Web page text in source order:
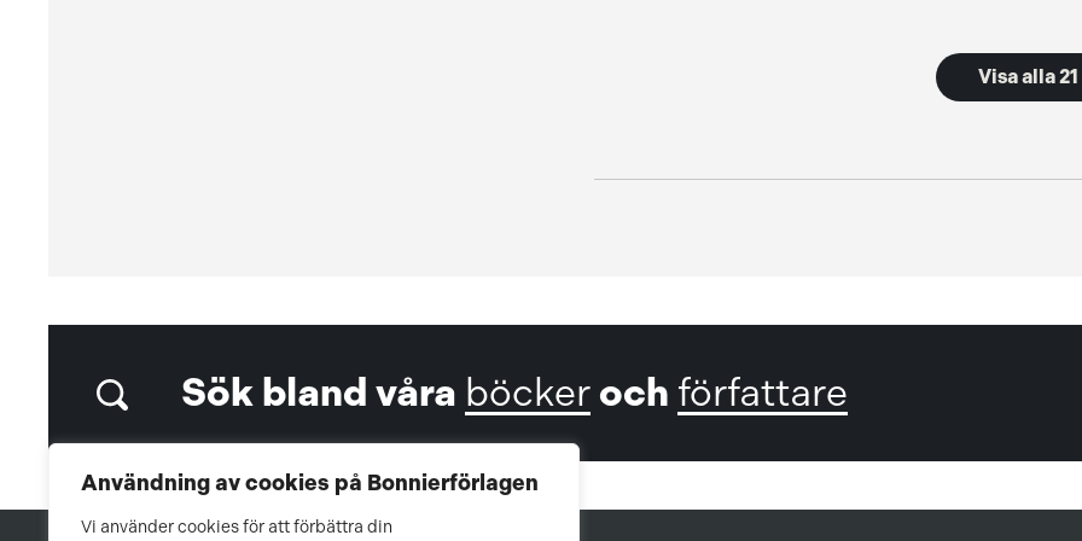
Användning av cookies på Bonnierförlagen
Vi använder cookies för att förbättra din
Visa alla
Sök bland våra böcker och författare